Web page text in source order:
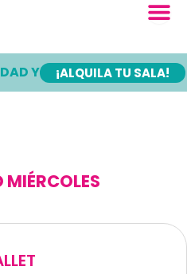
Y ¡ALQUILA TU SALA!
MIÉRCOLES